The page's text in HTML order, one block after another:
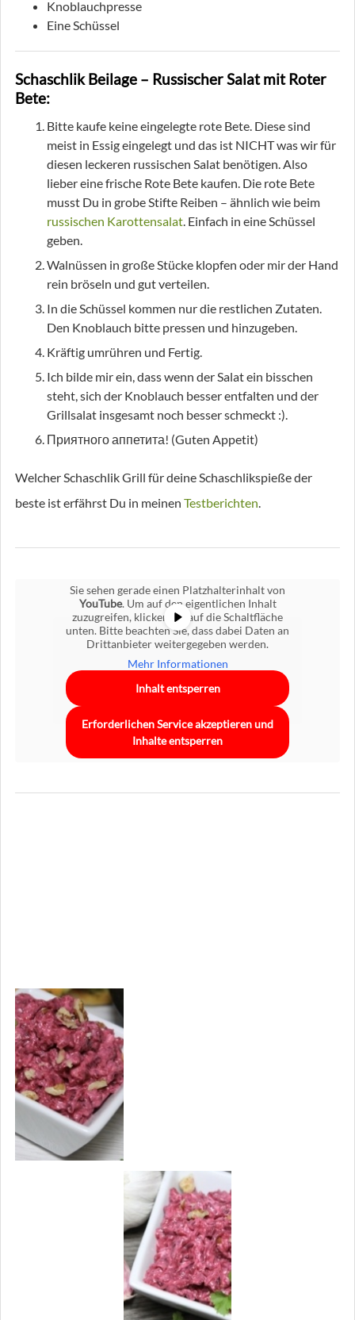
Knoblauchpresse
Eine Schüssel
Schaschlik Beilage – Russischer Salat mit Roter
Bete:
Bitte kaufe keine eingelegte rote Bete. Diese sind
meist in Essig eingelegt und das ist NICHT was wir für
diesen leckeren russischen Salat benötigen. Also
lieber eine frische Rote Bete kaufen. Die rote Bete
musst Du in grobe Stifte Reiben – ähnlich wie beim
russischen Karottensalat. Einfach in eine Schüssel
geben.
Walnüssen in große Stücke klopfen oder mir der Hand
rein bröseln und gut verteilen.
In die Schüssel kommen nur die restlichen Zutaten.
Den Knoblauch bitte pressen und hinzugeben.
Kräftig umrühren und Fertig.
Ich bilde mir ein, dass wenn der Salat ein bisschen
steht, sich der Knoblauch besser entfalten und der
Grillsalat insgesamt noch besser schmeckt :).
Приятного аппетита! (Guten Appetit)
Welcher Schaschlik Grill für deine Schaschlikspieße der
beste ist erfährst Du in meinen Testberichten.
Sie sehen gerade einen Platzhalterinhalt von
YouTube. Um auf den eigentlichen Inhalt
zuzugreifen, klicken Sie auf die Schaltfläche
unten. Bitte beachten Sie, dass dabei Daten an
Drittanbieter weitergegeben werden.
Mehr Informationen
Inhalt entsperren
Erforderlichen Service akzeptieren und
Inhalte entsperren